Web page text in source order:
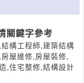
關鍵字參考
構工程師,建築結構
屋維修,房屋裝修,
,住宅整修,結構設計